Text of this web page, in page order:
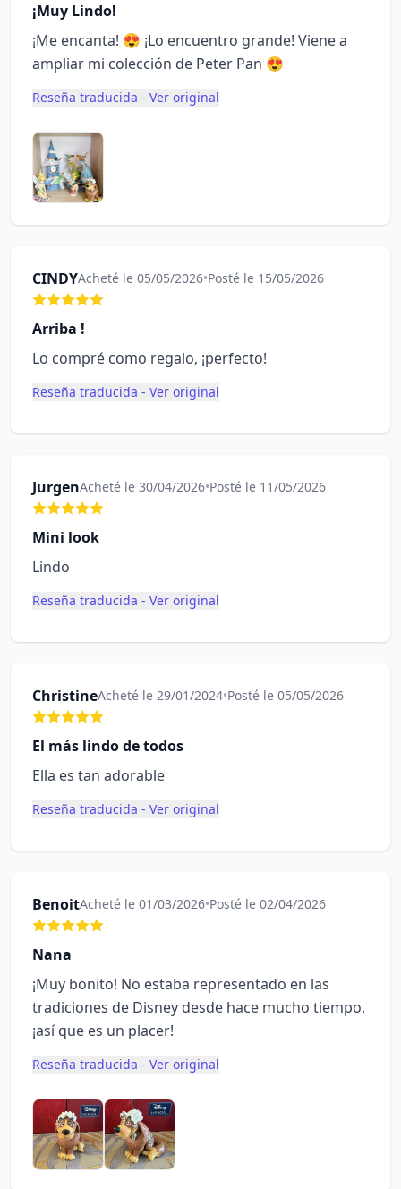
¡Muy Lindo!
¡Me encanta! 😍 ¡Lo encuentro grande! Viene a
ampliar mi colección de Peter Pan 😍
Reseña traducida - Ver original
CINDYAcheté le 05/05/2026•Posté le 15/05/2026
Arriba !
Lo compré como regalo, ¡perfecto!
Reseña traducida - Ver original
JurgenAcheté le 30/04/2026•Posté le 11/05/2026
Mini look
Lindo
Reseña traducida - Ver original
ChristineAcheté le 29/01/2024•Posté le 05/05/2026
El más lindo de todos
Ella es tan adorable
Reseña traducida - Ver original
BenoitAcheté le 01/03/2026•Posté le 02/04/2026
Nana
¡Muy bonito! No estaba representado en las
tradiciones de Disney desde hace mucho tiempo,
¡así que es un placer!
Reseña traducida - Ver original